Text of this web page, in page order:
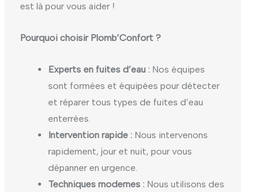
est là pour vous aider !
Pourquoi choisir Plomb’Confort ?
Experts en fuites d’eau : Nos équipes
sont formées et équipées pour détecter
et réparer tous types de fuites d’eau
enterrées.
Intervention rapide : Nous intervenons
rapidement, jour et nuit, pour vous
dépanner en urgence.
Techniques modernes : Nous utilisons des